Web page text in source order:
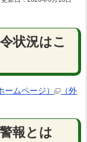
状況はこ
ームページ）
（外
報とは